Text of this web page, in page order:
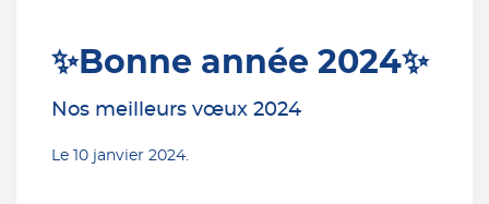
✨Bonne année 2024✨
Nos meilleurs vœux 2024
Le 10 janvier 2024.